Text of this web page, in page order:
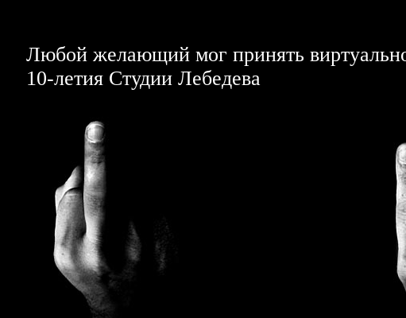
Любой желающий мог принять
10-летия Студии Лебедева